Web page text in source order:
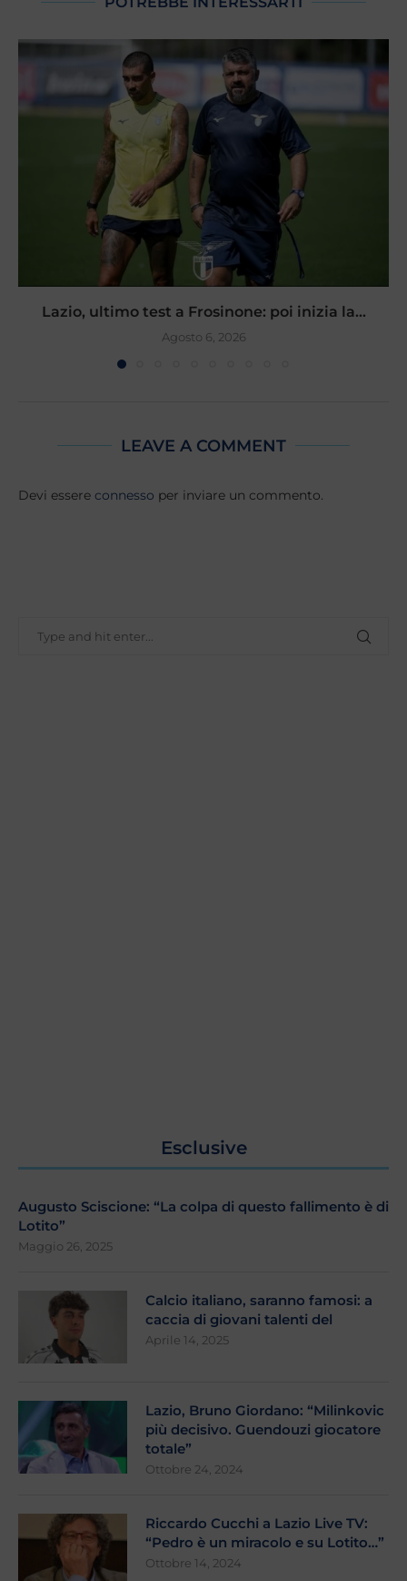
Lazio, ultimo test a Frosinone: poi inizia la...
Agosto 6, 2026
LEAVE A COMMENT
Devi essere connesso per inviare un commento.
Esclusive
Augusto Sciscione: “La colpa di questo fallimento è di
Lotito”
Maggio 26, 2025
Calcio italiano, saranno famosi: a
caccia di giovani talenti del
Aprile 14, 2025
Lazio, Bruno Giordano: “Milinkovic
più decisivo. Guendouzi giocatore
totale”
Ottobre 24, 2024
Riccardo Cucchi a Lazio Live TV:
“Pedro è un miracolo e su Lotito…”
Ottobre 14, 2024